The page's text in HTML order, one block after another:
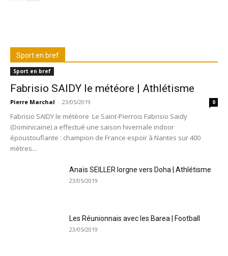
Sport en bref
Sport en bref
Fabrisio SAIDY le météore | Athlétisme
Pierre Marchal - 23/05/2019 0
Fabrisio SAIDY le météore Le Saint-Pierrois Fabrisio Saïdy
(Dominicaine) a effectué une saison hivernale indoor
époustouflante : champion de France espoir à Nantes sur 400
mètres...
Anaïs SEILLER lorgne vers Doha | Athlétisme
23/05/2019
Les Réunionnais avec les Barea | Football
23/05/2019